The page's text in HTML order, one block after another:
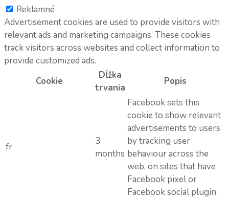
Reklamné
Advertisement cookies are used to provide visitors with
relevant ads and marketing campaigns. These cookies
track visitors across websites and collect information to
provide customized ads.
Cookie
Dĺžka
trvania
Popis
fr
3
months
Facebook sets this
cookie to show relevant
advertisements to users
by tracking user
behaviour across the
web, on sites that have
Facebook pixel or
Facebook social plugin.